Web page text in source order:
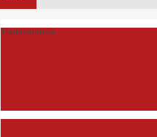
Transparencia